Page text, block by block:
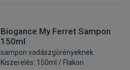
Biogance My Ferret Sampon
150ml
sampon vadászgörényeknek
Kiszerelés: 150ml / Flakon